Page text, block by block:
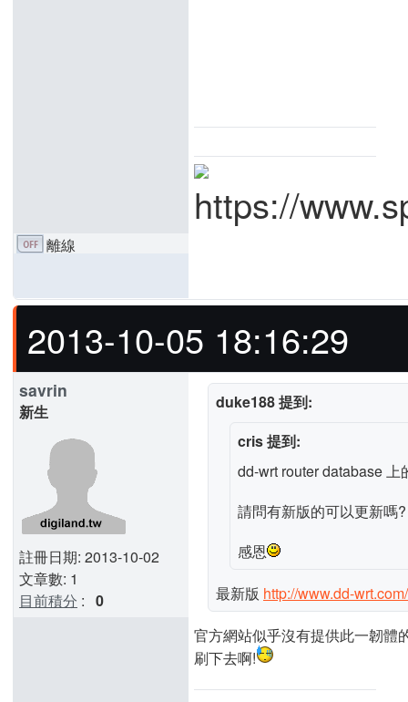
離線
2013-10-05 18:16:29
savrin
新生
註冊日期: 2013-10-02
文章數: 1
目前積分 : 0
duke188 提到:
cris 提到:
dd-wrt router database
請問有新版的可以更新嗎?
感恩
最新版 http://www.dd-
官方網站似乎沒有提供此一韌體
刷下去啊!